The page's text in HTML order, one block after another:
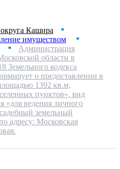
Кашира ■
имуществом ■
■
Администрация
области в
Земельного кодекса
о предоставлении в
1392 кв.м,
пунктов», вид
«для ведения личного
земельный
адресу: Московская